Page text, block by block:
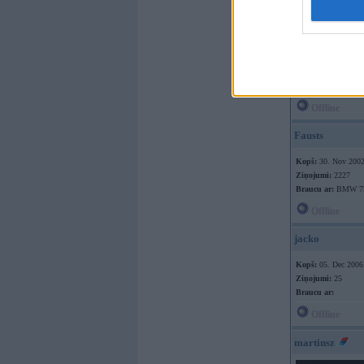
jacko
Fausts
Kopš: 30. Nov 2002
Ziņojumi: 2227
Braucu ar: BMW
jacko
Kopš: 05. Dec 2006
Ziņojumi: 25
Braucu ar:
martinsz